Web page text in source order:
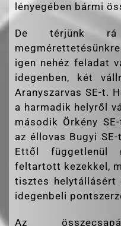
lényegében bármi
De térjünk
igen nehéz feladat
idegenben, két
Aranyszarvas SE-t.
a harmadik helyről
második Örkény
az éllovas Bugyi
Ettől függetlenül
feltartott kezekkel,
tisztes helytállásért
idegenbeli
Az